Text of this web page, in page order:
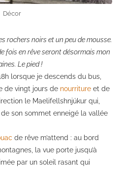
Décor
rochers noirs et un peu de mousse.
fois en rêve seront désormais mon
Le pied !
lorsque je descends du bus,
de vingt jours de nourriture et de
le Maelifellshnjúkur qui,
son sommet enneigé la vallée
de rêve m’attend : au bord
la vue porte jusqu’à
par un soleil rasant qui